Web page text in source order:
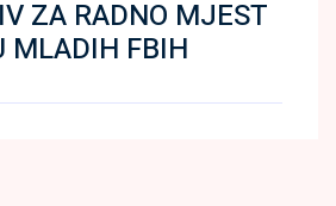
ZA RADNO MJEST
MLADIH FBIH